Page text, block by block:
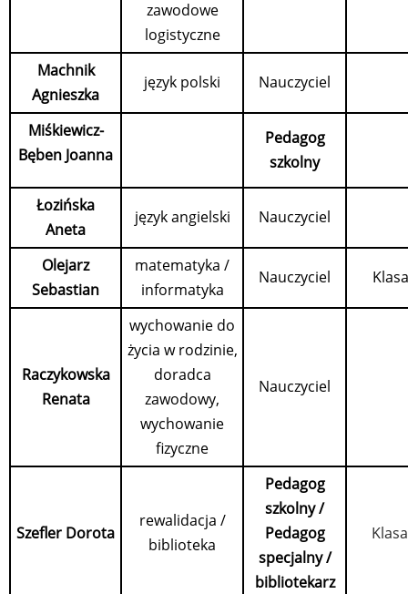
zawodowe
logistyczne
Machnik
Agnieszka
język polski Nauczyciel
Miśkiewicz-
Bęben Joanna
Pedagog
szkolny
Łozińska
Aneta
język angielski Nauczyciel
Olejarz
Sebastian
matematyka /
informatyka
Nauczyciel
Raczykowska
Renata
wychowanie do
życia w rodzinie,
doradca
zawodowy,
wychowanie
fizyczne
Nauczyciel
Szefler Dorota
rewalidacja /
biblioteka
Pedagog
szkolny /
Pedagog
specjalny /
bibliotekarz